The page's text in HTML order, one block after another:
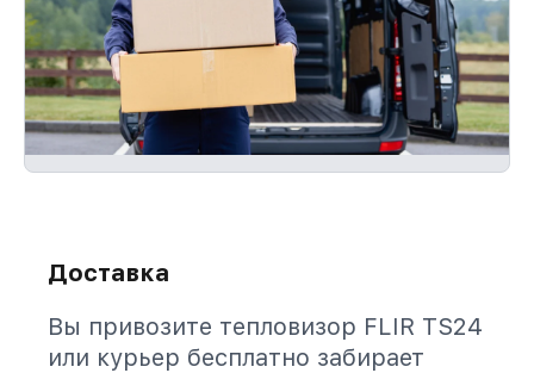
Доставка
Вы привозите тепловизор FLIR TS24
или курьер бесплатно забирает